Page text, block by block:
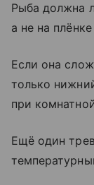
Рыба должна
а не на
Если она
только
при
Ещё один